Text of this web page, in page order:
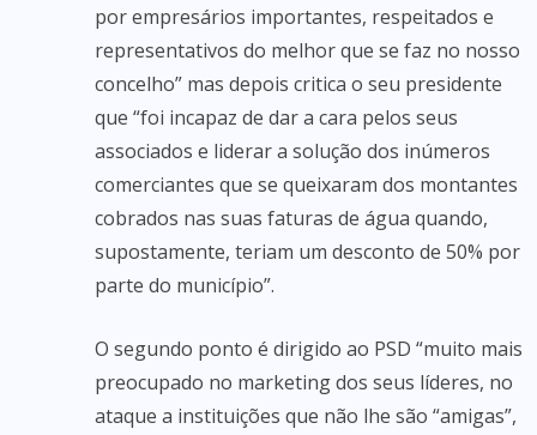
por empresários importantes, respeitados e
representativos do melhor que se faz no nosso
concelho” mas depois critica o seu presidente
que “foi incapaz de dar a cara pelos seus
associados e liderar a solução dos inúmeros
comerciantes que se queixaram dos montantes
cobrados nas suas faturas de água quando,
supostamente, teriam um desconto de 50% por
parte do município”.
O segundo ponto é dirigido ao PSD “muito mais
preocupado no marketing dos seus líderes, no
ataque a instituições que não lhe são “amigas”,